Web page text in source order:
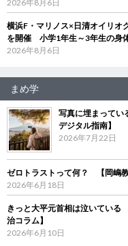
2026年8月6日
横浜F・マリノス×日清オイリオ
を開催 小学1年生～3年生の身
2026年8月6日
まめ学
写真に埋まって
デジタル指南】
2026年7月22日
ゼロトラストって何？ 【岡嶋教
2026年6月18日
きっと大平元首相は泣いてい
治コラム】
2026年6月10日